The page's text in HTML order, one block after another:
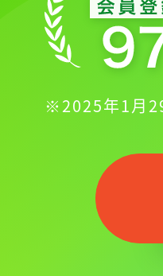
※2025年1月